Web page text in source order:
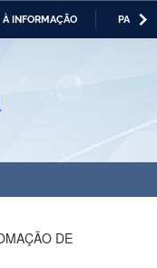
À INFORMAÇÃO
DE